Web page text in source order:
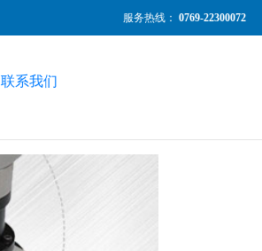
服务热线： 0769-22300072
联系我们